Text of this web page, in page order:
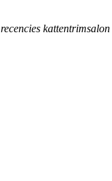
recencies kattentrimsalon